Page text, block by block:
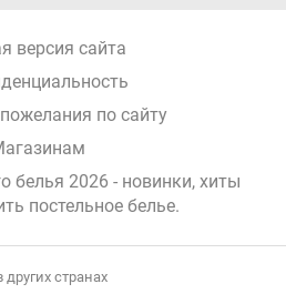
версия сайта
по сайту
белья 2026 - новинки, хиты
постельное белье.
странах